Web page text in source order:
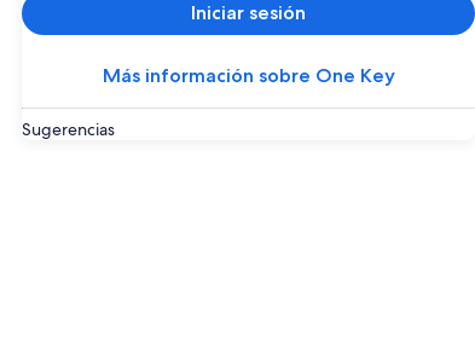
Iniciar sesión
Más información sobre One Key
Sugerencias